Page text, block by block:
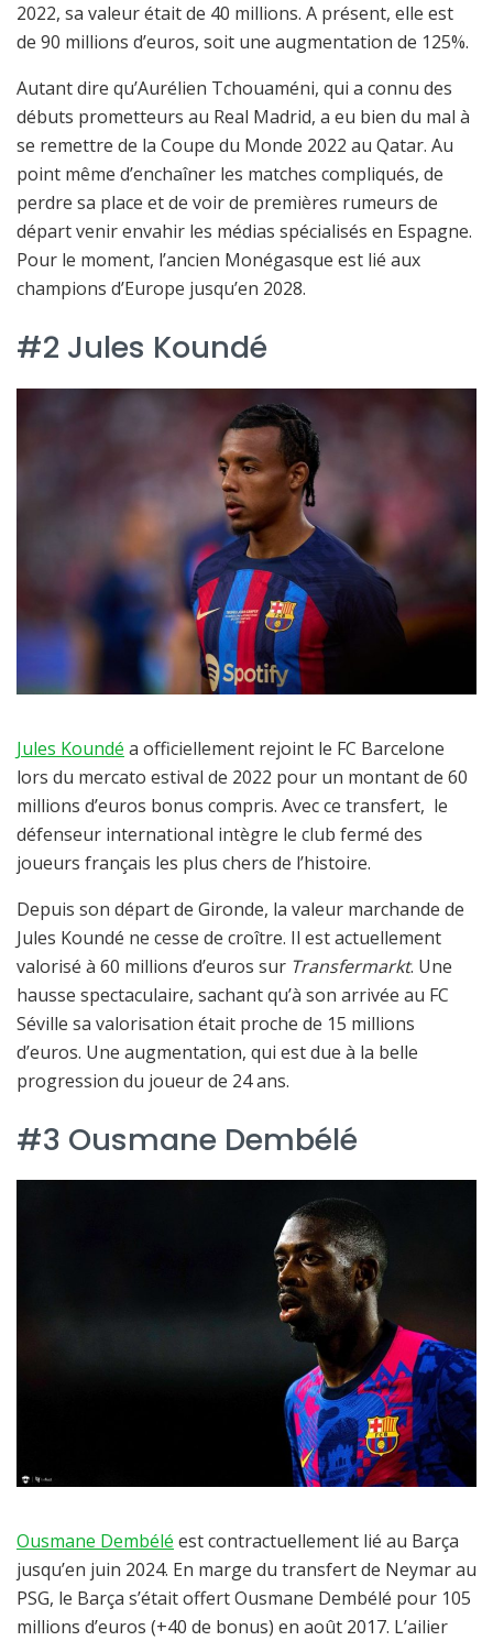
2022, sa valeur était de 40 millions. A présent, elle est
de 90 millions d’euros, soit une augmentation de 125%.
Autant dire qu’Aurélien Tchouaméni, qui a connu des
débuts prometteurs au Real Madrid, a eu bien du mal à
se remettre de la Coupe du Monde 2022 au Qatar. Au
point même d’enchaîner les matches compliqués, de
perdre sa place et de voir de premières rumeurs de
départ venir envahir les médias spécialisés en Espagne.
Pour le moment, l’ancien Monégasque est lié aux
champions d’Europe jusqu’en 2028.
#2 Jules Koundé
Jules Koundé a officiellement rejoint le FC Barcelone
lors du mercato estival de 2022 pour un montant de 60
millions d’euros bonus compris. Avec ce transfert, le
défenseur international intègre le club fermé des
joueurs français les plus chers de l’histoire.
Depuis son départ de Gironde, la valeur marchande de
Jules Koundé ne cesse de croître. Il est actuellement
valorisé à 60 millions d’euros sur Transfermarkt. Une
hausse spectaculaire, sachant qu’à son arrivée au FC
Séville sa valorisation était proche de 15 millions
d’euros. Une augmentation, qui est due à la belle
progression du joueur de 24 ans.
#3 Ousmane Dembélé
Ousmane Dembélé est contractuellement lié au Barça
jusqu’en juin 2024. En marge du transfert de Neymar au
PSG, le Barça s’était offert Ousmane Dembélé pour 105
millions d’euros (+40 de bonus) en août 2017. L’ailier